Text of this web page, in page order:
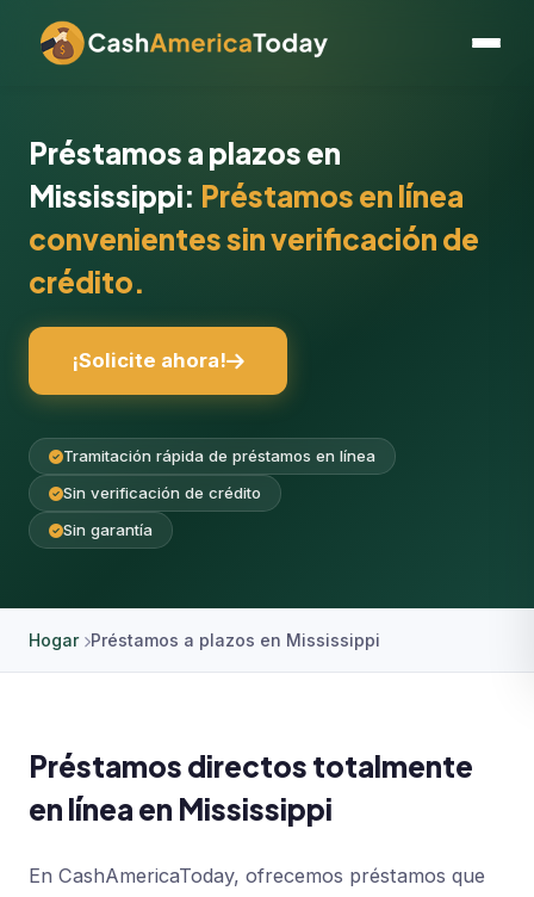
Préstamos a plazos en
Mississippi: Préstamos en línea
convenientes sin verificación de
crédito.
¡Solicite ahora!
Tramitación rápida de préstamos en línea
Sin verificación de crédito
Sin garantía
Hogar Préstamos a plazos en Mississippi
Préstamos directos totalmente
en línea en Mississippi
En CashAmericaToday, ofrecemos préstamos que